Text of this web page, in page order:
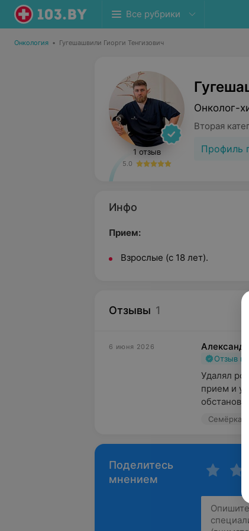
Все рубрики
Онкология • Гугешашвили Гиорги Тенгизович
1 отзыв
5.0
Онколог-
Вторая
Профиль
Инфо
Прием:
Взрослые (с 18 лет).
Отзывы 1
6 июня 2026 Александр
Отзыв
Удалял
прием и
Семёрка,
Поделитесь
мнением